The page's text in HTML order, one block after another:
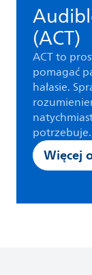
(ACT)
ACT to
pomagać
hałasie.
potrzebuje.
Więcej